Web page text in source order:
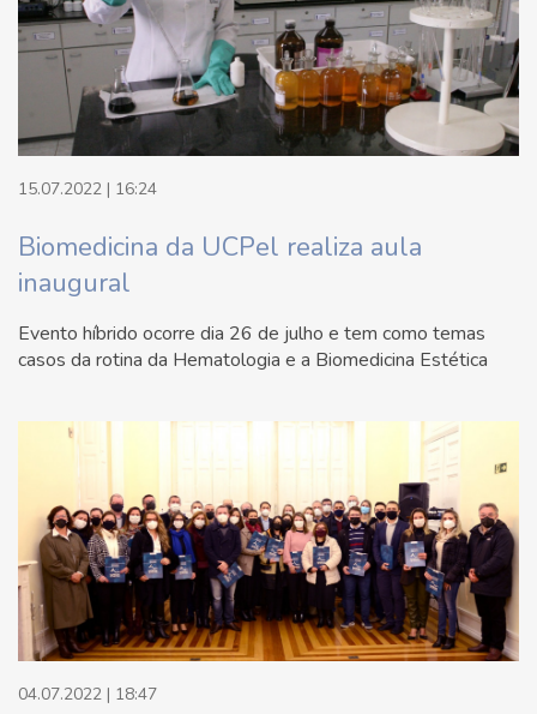
15.07.2022 | 16:24
Biomedicina da UCPel realiza aula
inaugural
Evento híbrido ocorre dia 26 de julho e tem como temas
casos da rotina da Hematologia e a Biomedicina Estética
04.07.2022 | 18:47